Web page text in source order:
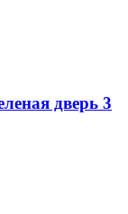
дверь 3